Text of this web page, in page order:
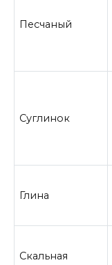
Песчаный
Суглинок
Глина
Скальная